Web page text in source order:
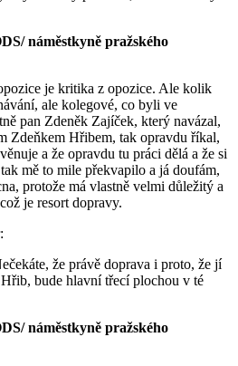
náměstkyně pražského
je kritika z opozice. Ale kolik
ale kolegové, co byli ve
pan Zdeněk Zajíček, který navázal,
Zdeňkem Hřibem, tak opravdu říkal,
a že opravdu tu práci dělá a že si
mě to mile překvapilo a já doufám,
protože má vlastně velmi důležitý a
je resort dopravy.
že právě doprava i proto, že jí
bude hlavní třecí plochou v té
náměstkyně pražského